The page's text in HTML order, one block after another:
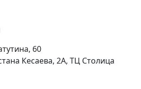
60
Кесаева, 2А, ТЦ Столица